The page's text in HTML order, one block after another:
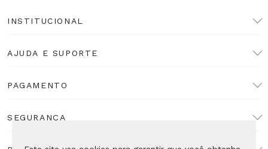
INSTITUCIONAL
AJUDA E SUPORTE
PAGAMENTO
SEGURANÇA